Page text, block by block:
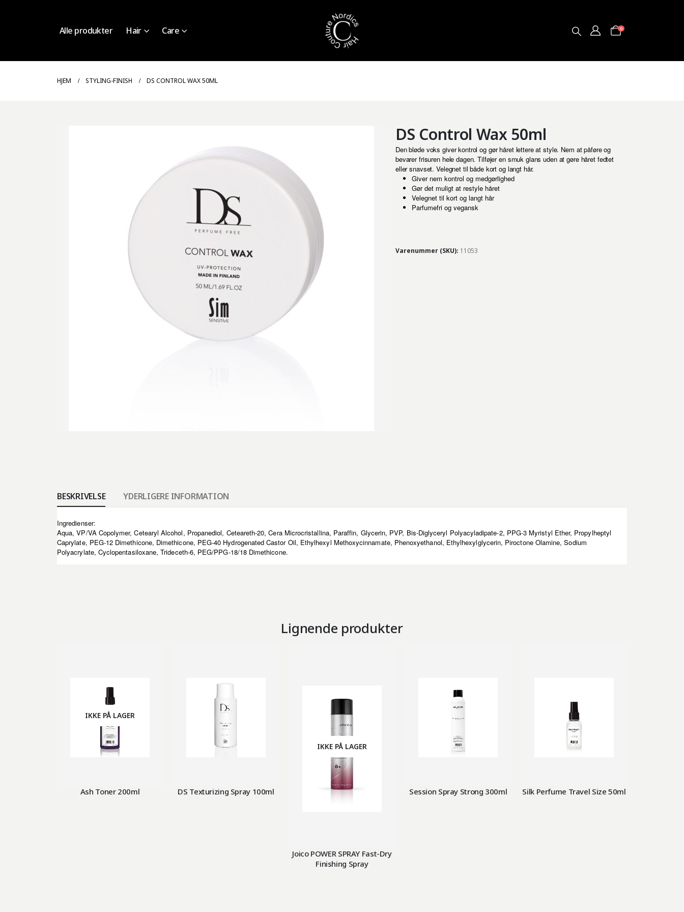
Alle produkter Hair Care 0
HJEM STYLING-FINISH DS CONTROL WAX 50ML
DS Control Wax 50ml
Den bløde voks giver kontrol og gør håret lettere at style. Nem at påføre og
bevarer frisuren hele dagen. Tilføjer en smuk glans uden at gøre håret fedtet
eller snavset. Velegnet til både kort og langt hår.
Giver nem kontrol og medgørlighed
Gør det muligt at restyle håret
Velegnet til kort og langt hår
Parfumefri og vegansk
Varenummer (SKU): 11053
BESKRIVELSE YDERLIGERE INFORMATION
Ingredienser:
Aqua, VP/VA Copolymer, Cetearyl Alcohol, Propanediol, Ceteareth-20, Cera Microcristallina, Paraffin, Glycerin, PVP, Bis-Diglyceryl Polyacyladipate-2, PPG-3 Myristyl Ether, Propylheptyl
Caprylate, PEG-12 Dimethicone, Dimethicone, PEG-40 Hydrogenated Castor Oil, Ethylhexyl Methoxycinnamate, Phenoxyethanol, Ethylhexylglycerin, Piroctone Olamine, Sodium
Polyacrylate, Cyclopentasiloxane, Trideceth-6, PEG/PPG-18/18 Dimethicone.
Lignende produkter
IKKE PÅ LAGER
Ash Toner 200ml DS Texturizing Spray 100ml
IKKE PÅ LAGER
Joico POWER SPRAY Fast-Dry
Finishing Spray
Session Spray Strong 300ml Silk Perfume Travel Size 50ml